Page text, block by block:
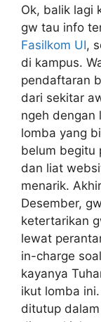
Ok, balik lagi
gw tau info
Fasilkom UI,
di kampus.
pendaftaran
dari sekitar
ngeh dengan
lomba yang
belum begitu
dan liat
menarik.
Desember,
ketertarikan
lewat
in-charge
kayanya
ikut lomba
ditutup